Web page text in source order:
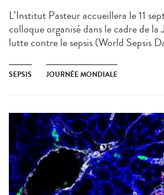
L’Institut Pasteur accueillera le 11
colloque organisé dans le cadre de
lutte contre le sepsis (World Sepsis
SEPSIS JOURNÉE MONDIALE